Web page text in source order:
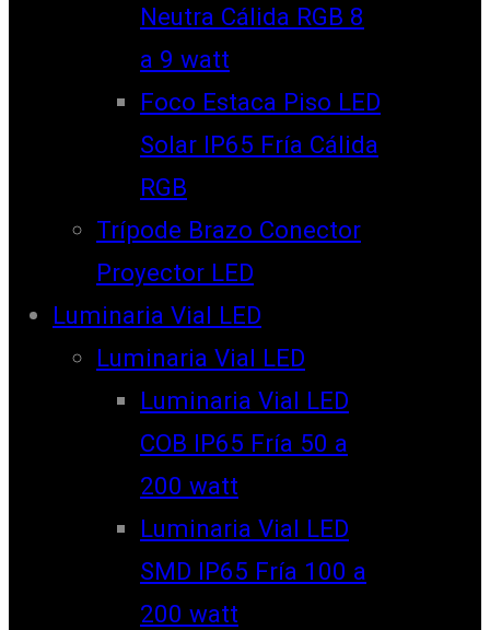
Neutra Cálida RGB 8
a 9 watt
Foco Estaca Piso LED
Solar IP65 Fría Cálida
RGB
Trípode Brazo Conector
Proyector LED
Luminaria Vial LED
Luminaria Vial LED
Luminaria Vial LED
COB IP65 Fría 50 a
200 watt
Luminaria Vial LED
SMD IP65 Fría 100 a
200 watt